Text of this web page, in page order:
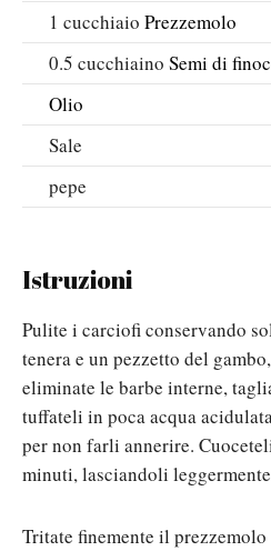
1 cucchiaio Prezzemolo
0.5 cucchiaino Semi di
Olio
Sale
pepe
Istruzioni
Pulite i carciofi conservando
tenera e un pezzetto del
eliminate le barbe interne,
tuffateli in poca acqua
per non farli annerire.
minuti, lasciandoli
Tritate finemente il